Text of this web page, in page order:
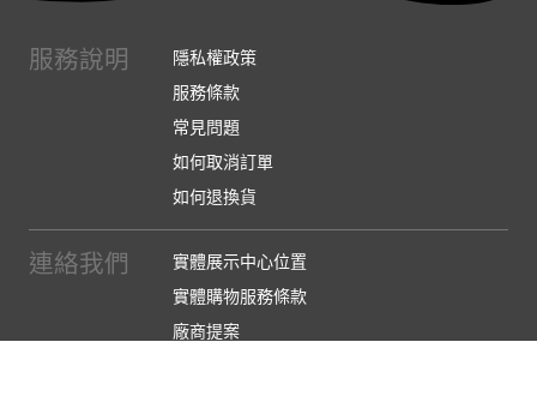
服務說明
隱私權政策
服務條款
常見問題
如何取消訂單
如何退換貨
連絡我們
實體展示中心位置
實體購物服務條款
廠商提案